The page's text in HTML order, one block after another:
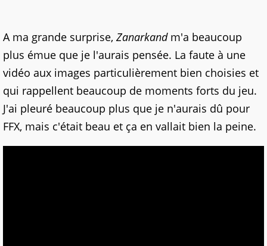
A ma grande surprise, Zanarkand m'a beaucoup
plus émue que je l'aurais pensée. La faute à une
vidéo aux images particulièrement bien choisies et
qui rappellent beaucoup de moments forts du jeu.
J'ai pleuré beaucoup plus que je n'aurais dû pour
FFX, mais c'était beau et ça en vallait bien la peine.